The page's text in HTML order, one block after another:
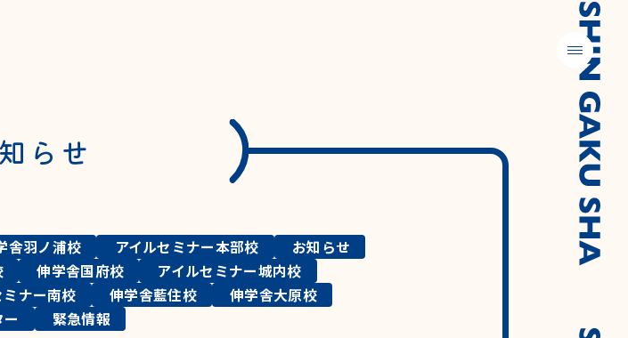
メニュー
らせ
舎羽ノ浦校 アイルセミナー本部校
お知らせ
伸学舎国府校
アイルセミナー城内校
ミナー南校 伸学舎藍住校
伸学舎大原校
緊急情報